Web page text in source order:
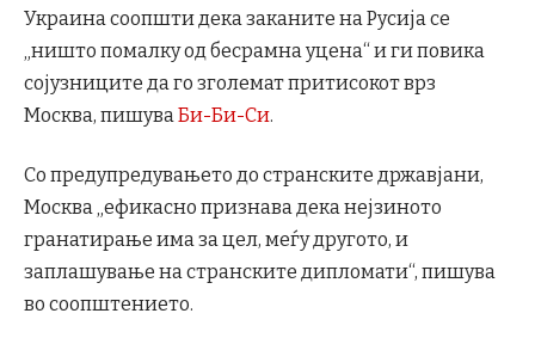
Украина соопшти дека заканите на Русија се
„ништо помалку од бесрамна уцена“ и ги повика
сојузниците да го зголемат притисокот врз
Москва, пишуваБи-Би-Си.
Со предупредувањето до странските државјани,
Москва „ефикасно признава дека нејзиното
гранатирање има за цел, меѓу другото, и
заплашување на странските дипломати“, пишува
во соопштението.